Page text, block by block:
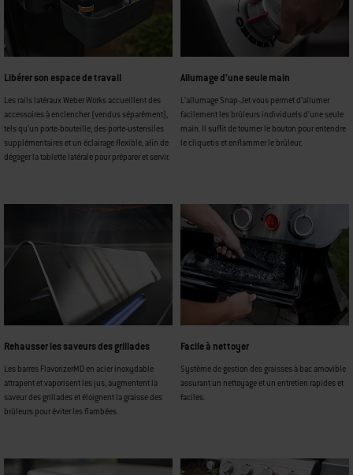
Libérer son espace de travail
Les rails latéraux Weber Works accueillent des
accessoires à enclencher (vendus séparément),
tels qu’un porte-bouteille, des porte-ustensiles
supplémentaires et un éclairage flexible, afin de
dégager la tablette latérale pour préparer et servir.
Allumage d’une seule main
L’allumage Snap-Jet vous permet d’allumer
facilement les brûleurs individuels d’une seule
main. Il suffit de tourner le bouton pour entendre
le cliquetis et enflammer le brûleur.
Rehausser les saveurs des grillades
Les barres FlavorizerMD en acier inoxydable
attrapent et vaporisent les jus, augmentent la
saveur des grillades et éloignent la graisse des
brûleurs pour éviter les flambées.
Facile à nettoyer
Système de gestion des graisses à bac amovible
assurant un nettoyage et un entretien rapides et
faciles.